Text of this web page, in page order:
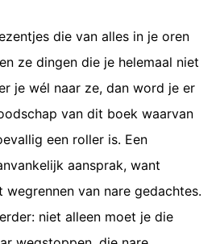
die van alles in je oren
ze dingen die je helemaal niet
je wél naar ze, dan word je er
van dit boek waarvan
een roller is. Een
aansprak, want
van nare gedachtes.
niet alleen moet je die